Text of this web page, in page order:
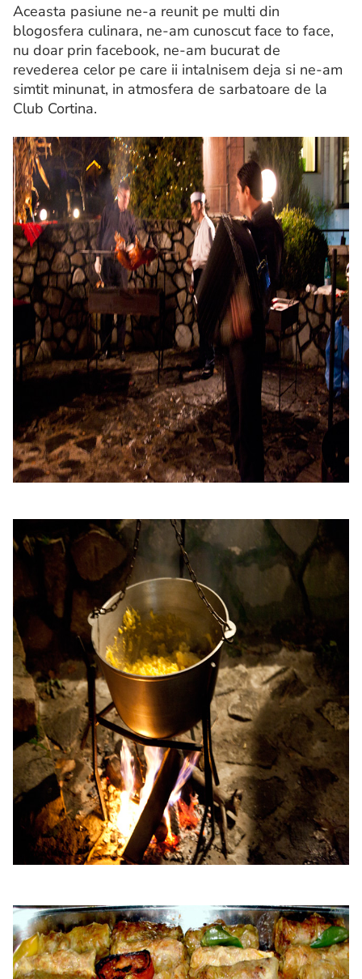
Aceasta pasiune ne-a reunit pe multi din
blogosfera culinara, ne-am cunoscut face to face,
nu doar prin facebook, ne-am bucurat de
revederea celor pe care ii intalnisem deja si ne-am
simtit minunat, in atmosfera de sarbatoare de la
Club Cortina.